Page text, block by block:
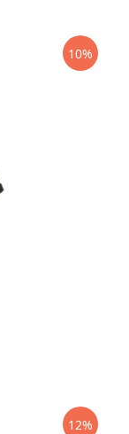
10%
12%